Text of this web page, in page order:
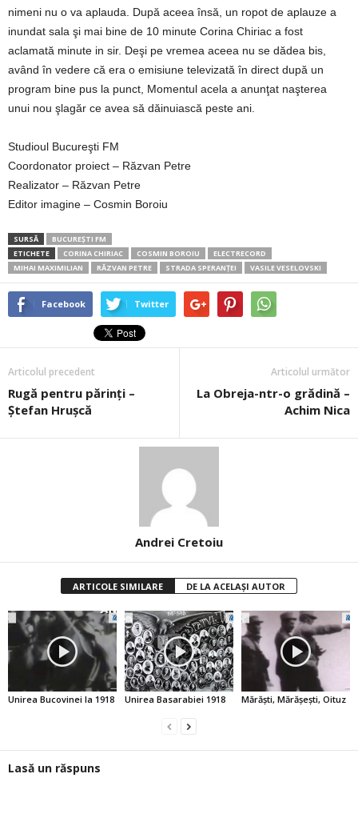
nimeni nu o va aplauda. După aceea însă, un ropot de aplauze a
inundat sala şi mai bine de 10 minute Corina Chiriac a fost
aclamată minute in sir. Deşi pe vremea aceea nu se dădea bis,
având în vedere că era o emisiune televizată în direct după un
program bine pus la punct, Momentul acela a anunţat naşterea
unui nou şlagăr ce avea să dăinuiască peste ani.
Studioul Bucureşti FM
Coordonator proiect – Răzvan Petre
Realizator – Răzvan Petre
Editor imagine – Cosmin Boroiu
SURSĂ
BUCUREȘTI FM
ETICHETE
CORINA CHIRIAC COSMIN BOROIU
ELECTRECORD
MIHAI MAXIMILIAN
RĂZVAN PETRE STRADA SPERANŢEI VASILE VESELOVSKI
Facebook Twitter
Articolul precedent
Rugă pentru părinţi –
Ştefan Hruşcă
Articolul următor
La Obreja-ntr-o grădină –
Achim Nica
Andrei Cretoiu
ARTICOLE SIMILARE DE LA ACELAȘI AUTOR
Unirea Bucovinei la 1918 Unirea Basarabiei 1918 Mărăşti, Mărăşeşti, Oituz
Lasă un răspuns